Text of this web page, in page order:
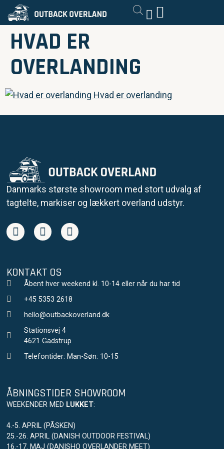
HVAD ER
OVERLANDING
Danmarks største showroom med stort udvalg af
tagtelte, markiser og lækkert overland udstyr.
KONTAKT OS
Åbent hver weekend kl. 10-14 eller når du har tid
+45 5353 2618
hello@outbackoverland.dk
Stationsvej 4
4621 Gadstrup
Telefontider: Man-Søn: 10-15
ÅBNINGSTIDER SHOWROOM
WEEKENDER MED LUKKET:
4.-5. APRIL (PÅSKEN)
25.-26. APRIL (DANISH OUTDOOR FESTIVAL)
16.-17. MAJ (DANISHO OVERLANDER MEET)